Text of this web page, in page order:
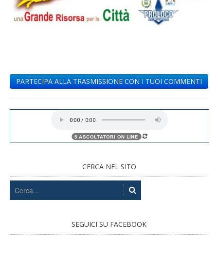
PARTECIPA ALLA TRASMISSIONE CON I TUOI COMMENTI
CERCA NEL SITO
SEGUICI SU FACEBOOK